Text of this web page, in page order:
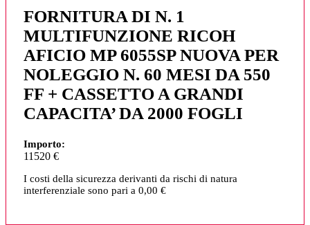
FORNITURA DI N. 1
MULTIFUNZIONE RICOH
AFICIO MP 6055SP NUOVA PER
NOLEGGIO N. 60 MESI DA 550
FF + CASSETTO A GRANDI
CAPACITA’ DA 2000 FOGLI
Importo:
11520 €
I costi della sicurezza derivanti da rischi di natura
interferenziale sono pari a 0,00 €